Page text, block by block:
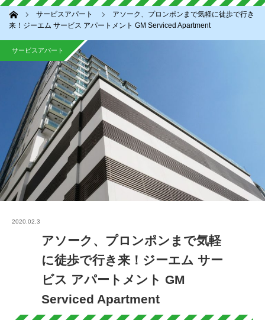
ホーム サービスアパート
アソーク、プロンポンまで気軽に徒歩で行き
来！ジーエム サービス アパートメント GM Serviced Apartment
サービスアパート
2020.02.3
アソーク、プロンポンまで気軽
に徒歩で行き来！ジーエム サー
ビス アパートメント GM
Serviced Apartment